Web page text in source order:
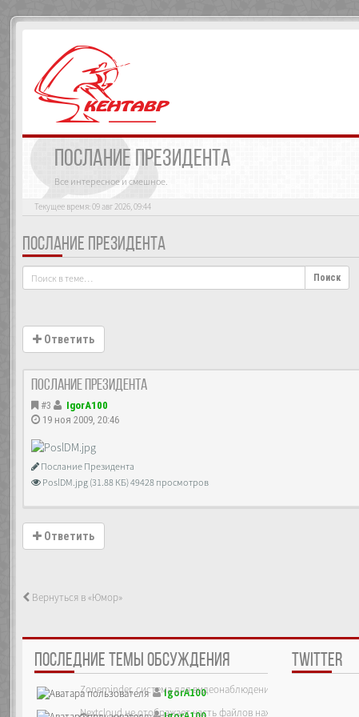
ПОСЛАНИЕ ПРЕЗИДЕНТА
Все интересное и смешное.
Текущее время: 09 авг 2026, 09:44
ПОСЛАНИЕ ПРЕЗИДЕНТА
Поиск
Ответить
Послание Президента
#3
IgorA100
19 ноя 2009, 20:46
Послание Президента
PoslDM.jpg (31.88 КБ) 49428 просмотров
Ответить
Вернуться в «Юмор»
ПОСЛЕДНИЕ ТЕМЫ ОБСУЖДЕНИЯ
Zoneminder, система для видеонаблюдения
IgorA100
Nextcloud не отображает часть файлов находящихся на сервере.
TWITTER